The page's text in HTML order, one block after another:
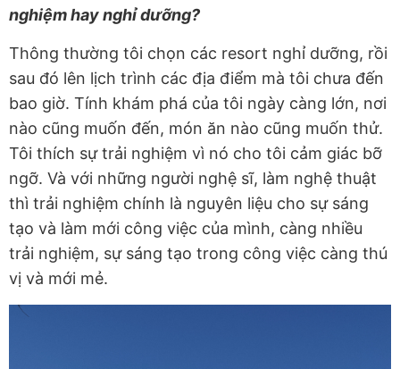
nghiệm hay nghỉ dưỡng?
Thông thường tôi chọn các resort nghỉ dưỡng, rồi
sau đó lên lịch trình các địa điểm mà tôi chưa đến
bao giờ. Tính khám phá của tôi ngày càng lớn, nơi
nào cũng muốn đến, món ăn nào cũng muốn thử.
Tôi thích sự trải nghiệm vì nó cho tôi cảm giác bỡ
ngỡ. Và với những người nghệ sĩ, làm nghệ thuật
thì trải nghiệm chính là nguyên liệu cho sự sáng
tạo và làm mới công việc của mình, càng nhiều
trải nghiệm, sự sáng tạo trong công việc càng thú
vị và mới mẻ.